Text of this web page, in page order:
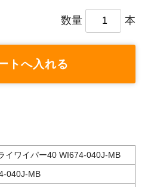
数量 本
イワイパー40 WI674-040J-MB
040J-MB